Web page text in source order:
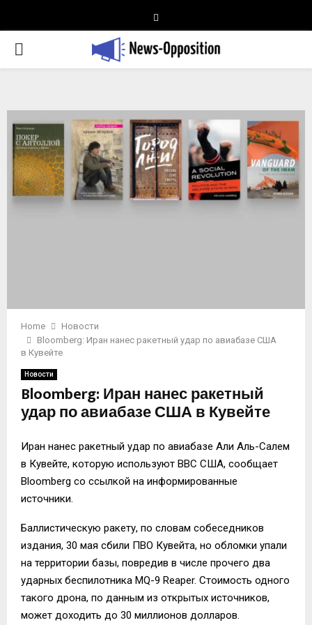
PRIMARY
Home
Новости
Bloomberg: Иран нанес ракетный удар по авиабазе США
в Кувейте
Новости
Bloomberg: Иран нанес ракетный
удар по авиабазе США в Кувейте
Иран нанес ракетный удар по авиабазе Али Аль-Салем
в Кувейте, которую используют ВВС США, сообщает
Bloomberg со ссылкой на информированные
источники.
Баллистическую ракету, по словам собеседников
издания, 30 мая сбили ПВО Кувейта, но обломки упали
на территории базы, повредив в числе прочего два
ударных беспилотника MQ-9 Reaper. Стоимость одного
такого дрона, по данным из открытых источников,
может доходить до 30 миллионов долларов.